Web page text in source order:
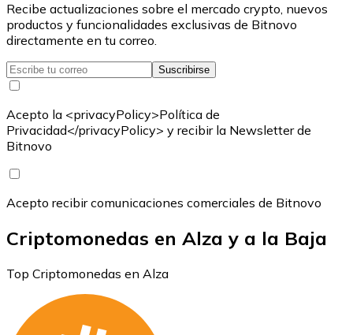
Recibe actualizaciones sobre el mercado crypto, nuevos
productos y funcionalidades exclusivas de Bitnovo
directamente en tu correo.
Suscribirse
Acepto la <privacyPolicy>Política de
Privacidad</privacyPolicy> y recibir la Newsletter de
Bitnovo
Acepto recibir comunicaciones comerciales de Bitnovo
Criptomonedas en Alza y a la Baja
Top Criptomonedas en Alza